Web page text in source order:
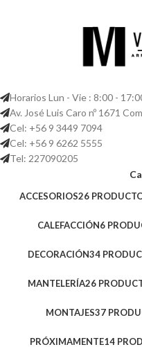
Horarios Lun - Vie : 8:00 -
Av. José Luis Caro nº 1671
Cel: +56 9 3449 7094
Cel: +56 9 6262 5555
Tel: 227090205
ACCESORIOS26
CALEFACCIÓN6
DECORACIÓN34
MANTELERÍA26
MONTAJES37
PRÓXIMAMENTE14